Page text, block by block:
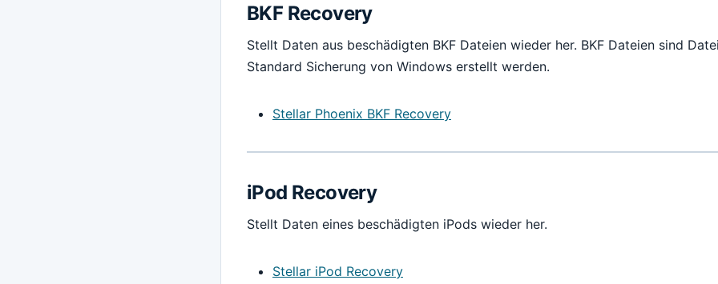
BKF Recovery
Stellt Daten aus beschädigten BKF Dateien wieder her. BKF Dateien sind
Standard Sicherung von Windows erstellt werden.
Stellar Phoenix BKF Recovery
iPod Recovery
Stellt Daten eines beschädigten iPods wieder her.
Stellar iPod Recovery